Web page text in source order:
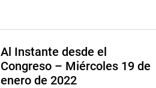
Al Instante desde el
Congreso – Miércoles 19 de
enero de 2022